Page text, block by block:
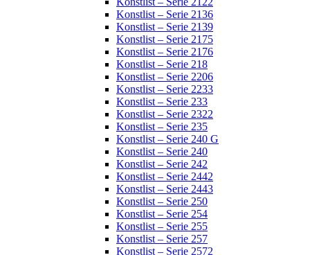
Konstlist – Serie 2136
Konstlist – Serie 2139
Konstlist – Serie 2175
Konstlist – Serie 2176
Konstlist – Serie 218
Konstlist – Serie 2206
Konstlist – Serie 2233
Konstlist – Serie 233
Konstlist – Serie 2322
Konstlist – Serie 235
Konstlist – Serie 240 G
Konstlist – Serie 240
Konstlist – Serie 242
Konstlist – Serie 2442
Konstlist – Serie 2443
Konstlist – Serie 250
Konstlist – Serie 254
Konstlist – Serie 255
Konstlist – Serie 257
Konstlist – Serie 2572